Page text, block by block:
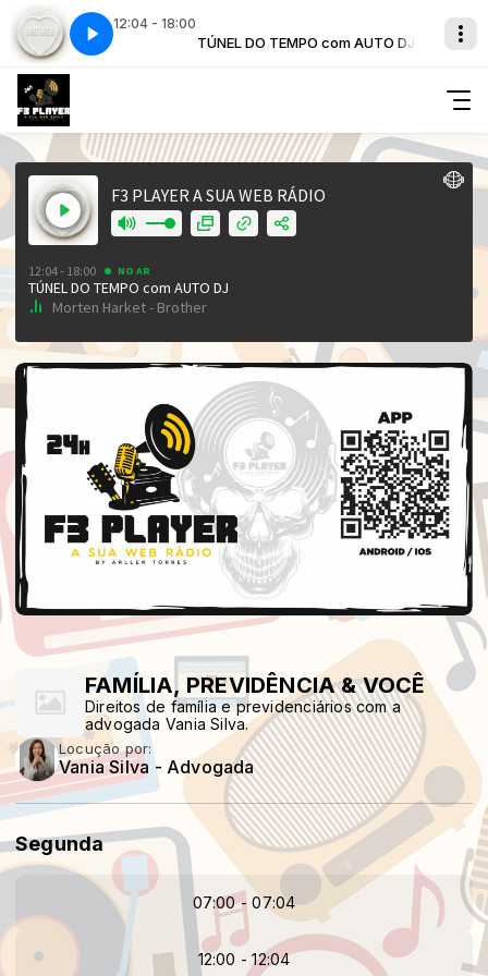
12:04 - 18:00
AUTO DJ TÚNEL DO TEMPO com AUTO DJ
Morten Harket - Brother
FAMÍLIA, PREVIDÊNCIA & VOCÊ
Direitos de família e previdenciários com a
advogada Vania Silva.
Locução por:
Vania Silva - Advogada
Segunda
07:00 - 07:04
12:00 - 12:04